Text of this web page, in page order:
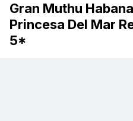
Gran Muthu
Princesa Del Mar
5*